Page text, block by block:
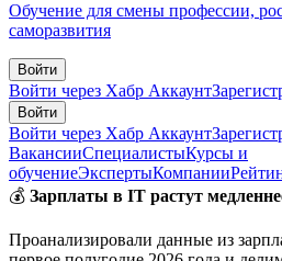
Обучение для смены профессии,
саморазвития
Войти
Войти через Хабр Аккаунт
Войти
Войти через Хабр Аккаунт
ВакансииСпециалистыКурсы и
обучениеЭкспертыКомпании
💰 Зарплаты в IT растут
Проанализировали данные из